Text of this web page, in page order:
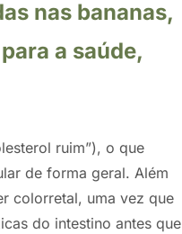
nas bananas,
a saúde,
ruim”), o que
de forma geral. Além
colorretal, uma vez que
do intestino antes que